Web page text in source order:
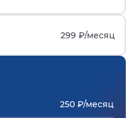
299 ₽/месяц
250 ₽/месяц